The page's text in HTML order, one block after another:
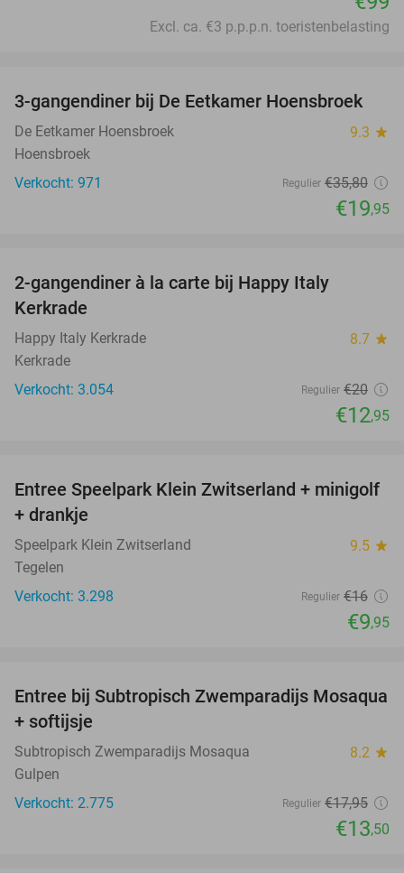
Excl. ca. €3 p.p.p.n. toeristenbelasting
44%
3-gangendiner bij De Eetkamer Hoensbroek
De Eetkamer Hoensbroek 9.3 star
Hoensbroek
Verkocht: 971
Regulier €35,80
€19,95
2-gangendiner à la carte bij Happy Italy
Kerkrade
Happy Italy Kerkrade 8.7 star
Kerkrade
Verkocht: 3.054
Regulier €20
€12,95
38%
Entree Speelpark Klein Zwitserland + minigolf
+ drankje
Speelpark Klein Zwitserland 9.5 star
Tegelen
Verkocht: 3.298
Regulier €16
€9,95
25%
Entree bij Subtropisch Zwemparadijs Mosaqua
+ softijsje
Subtropisch Zwemparadijs Mosaqua 8.2 star
Gulpen
Verkocht: 2.775
Regulier €17,95
€13,50